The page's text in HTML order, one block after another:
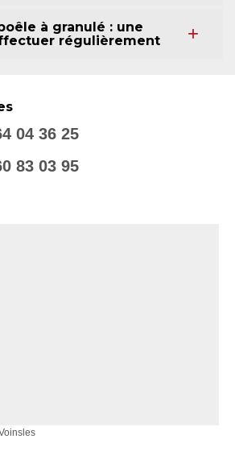
à granulé : une
régulièrement
04 36 25
83 03 95